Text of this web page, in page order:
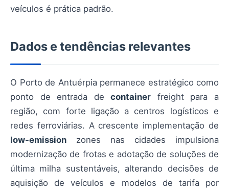
veículos é prática padrão.
Dados e tendências relevantes
O Porto de Antuérpia permanece estratégico como
ponto de entrada decontainer freight para a
região, com forte ligação a centros logísticos e
redes ferroviárias. A crescente implementação de
low-emission zones nas cidades impulsiona
modernização de frotas e adotação de soluções de
última milha sustentáveis, alterando decisões de
aquisição de veículos e modelos de tarifa por